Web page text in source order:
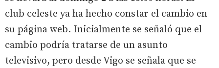
club celeste ya ha hecho constar el cambio en
su página web. Inicialmente se señaló que el
cambio podría tratarse de un asunto
televisivo, pero desde Vigo se señala que se